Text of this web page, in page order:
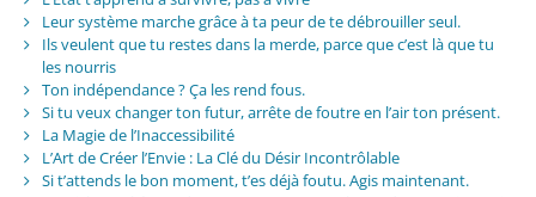
Leur système marche grâce à ta peur de te débrouiller seul.
Ils veulent que tu restes dans la merde, parce que c’est là que tu
les nourris
Ton indépendance ? Ça les rend fous.
Si tu veux changer ton futur, arrête de foutre en l’air ton présent.
La Magie de l’Inaccessibilité
L’Art de Créer l’Envie : La Clé du Désir Incontrôlable
Si t’attends le bon moment, t’es déjà foutu. Agis maintenant.